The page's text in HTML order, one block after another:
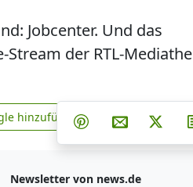
Jobcenter. Und das
der RTL-
zu Google hinzufügen
hinzufügen Teilen auf
Teilen
Teilen aufPer E-Mail
Post
Newsletter von news.de